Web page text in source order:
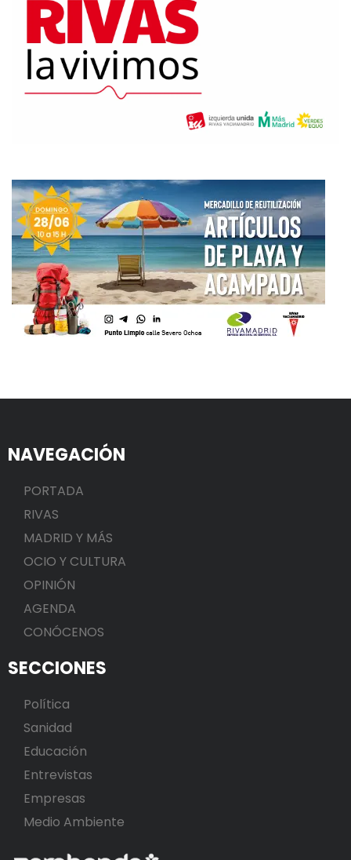
NAVEGACIÓN
PORTADA
RIVAS
MADRID Y MÁS
OCIO Y CULTURA
OPINIÓN
AGENDA
CONÓCENOS
SECCIONES
Política
Sanidad
Educación
Entrevistas
Empresas
Medio Ambiente